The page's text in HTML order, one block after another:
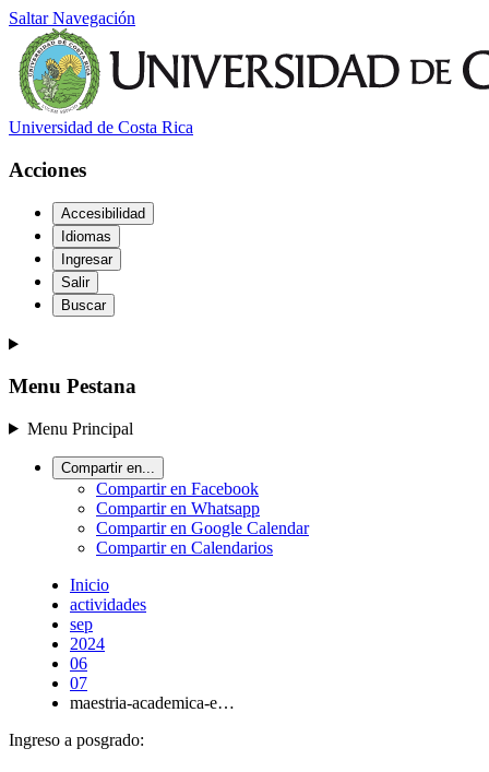
Saltar Navegación
Universidad de Costa Rica
Acciones
Accesibilidad
Idiomas
Ingresar
Salir
Buscar
Menu Pestana
Menu Principal
Compartir en...
Compartir en Facebook
Compartir en Whatsapp
Compartir en Google Calendar
Compartir en Calendarios
Inicio
actividades
sep
2024
06
07
maestria-academica-e…
Ingreso a posgrado: